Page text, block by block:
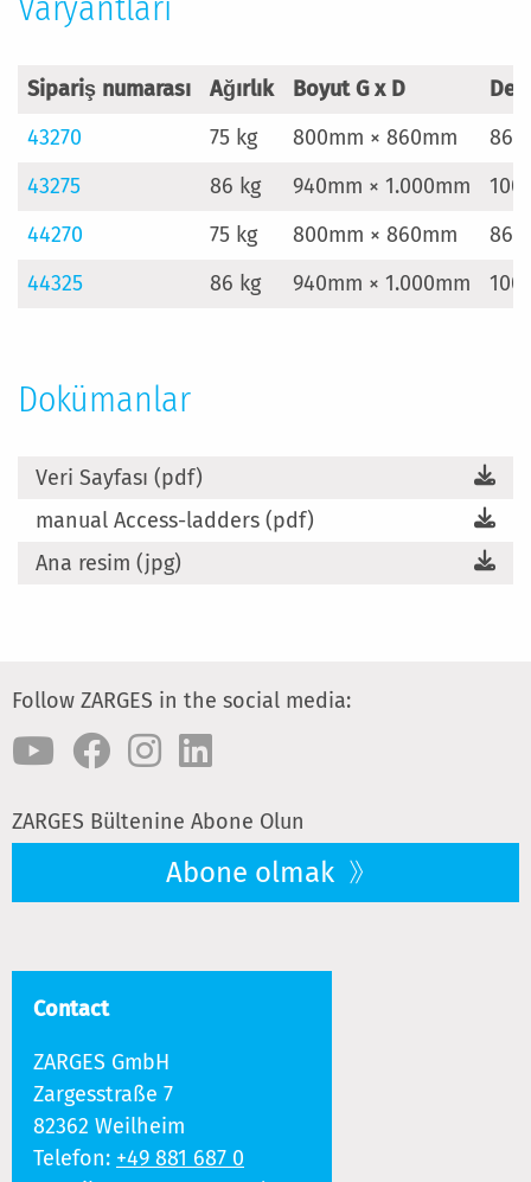
Sipariş numarası Ağırlık Boyut G x D
43270
75 kg 800mm × 860mm
860
43275
86 kg 940mm × 1.000mm
44270
75 kg 800mm × 860mm
860
44325
86 kg 940mm × 1.000mm
Dokümanlar
Veri Sayfası (pdf)
manual Access-ladders (pdf)
Ana resim (jpg)
Follow ZARGES in the social media:
ZARGES Bültenine Abone Olun
Abone olmak
Contact
ZARGES GmbH
Zargesstraße 7
82362 Weilheim
Telefon: +49 881 687 0